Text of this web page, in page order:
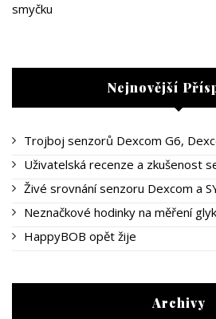
smyčku
Nejnovější
Trojboj senzorů Dexcom G6,
Uživatelská recenze a zkušenost
Živé srovnání senzoru Dexcom a
Neznačkové hodinky na měření
HappyBOB opět žije
Archivy